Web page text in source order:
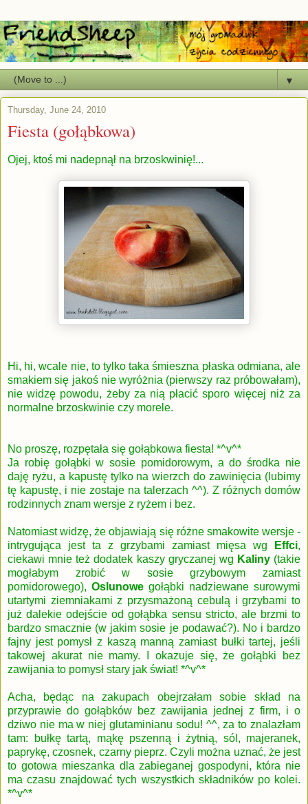
▼
Thursday, June 24, 2010
Fiesta (gołąbkowa)
Ojej, ktoś mi nadepnął na brzoskwinię!...
Hi, hi, wcale nie, to tylko taka śmieszna płaska odmiana, ale
smakiem się jakoś nie wyróżnia (pierwszy raz próbowałam),
nie widzę powodu, żeby za nią płacić sporo więcej niż za
normalne brzoskwinie czy morele.
No proszę, rozpętała się gołąbkowa fiesta! *^v^*
Ja robię gołąbki w sosie pomidorowym, a do środka nie
daję ryżu, a kapustę tylko na wierzch do zawinięcia (lubimy
tę kapustę, i nie zostaje na talerzach ^^). Z różnych domów
rodzinnych znam wersje z ryżem i bez.
Natomiast widzę, że objawiają się różne smakowite wersje -
intrygująca jest ta z grzybami zamiast mięsa wg
Effci,
ciekawi mnie też dodatek kaszy gryczanej wg Kaliny(takie
mogłabym zrobić w sosie grzybowym zamiast
pomidorowego), Oslunowe gołąbki nadziewane surowymi
utartymi ziemniakami z przysmażoną cebulą i grzybami to
już dalekie odejście od gołąbka sensu stricto, ale brzmi to
bardzo smacznie (w jakim sosie je podawać?). No i bardzo
fajny jest pomysł z kaszą manną zamiast bułki tartej, jeśli
takowej akurat nie mamy. I okazuje się, że gołąbki bez
zawijania to pomysł stary jak świat! *^v^*
Acha, będąc na zakupach obejrzałam sobie skład na
przyprawie do gołąbków bez zawijania jednej z firm, i o
dziwo nie ma w niej glutaminianu sodu! ^^, za to znalazłam
tam: bułkę tartą, mąkę pszenną i żytnią, sól, majeranek,
paprykę, czosnek, czarny pieprz. Czyli można uznać, że jest
to gotowa mieszanka dla zabieganej gospodyni, która nie
ma czasu znajdować tych wszystkich składników po kolei.
*^v^*